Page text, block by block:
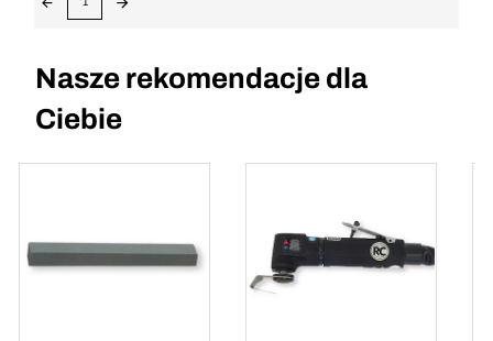
Nasze rekomendacje dla
Ciebie